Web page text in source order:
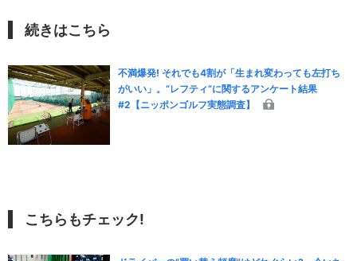
続きはこちら
不満爆発! それでも4割が「生まれ変わっても左打ち
がいい」。“レフティ”に関するアンケート結果
#2【ニッポンゴルフ実態調査】
こちらもチェック!